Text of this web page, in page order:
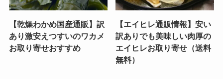
【乾燥わかめ国産通販】訳
あり激安えつすいのワカメ
お取り寄せおすすめ
【エイヒレ通販情報】安い
訳ありでも美味しい肉厚の
エイヒレお取り寄せ（送料
無料）